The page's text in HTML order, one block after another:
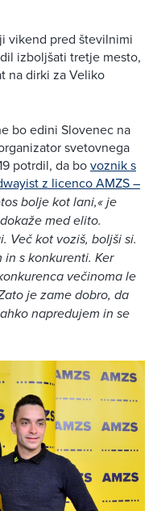
vikend pred številnimi
izboljšati tretje mesto,
na dirki za Veliko
bo edini Slovenec na
svetovnega
potrdil, da bovoznik s
z licenco AMZS –
bolje kot lani,« je
med elito.
Več kot voziš, boljši si.
in s konkurenti. Ker
večinoma le
je zame dobro, da
napredujem in se